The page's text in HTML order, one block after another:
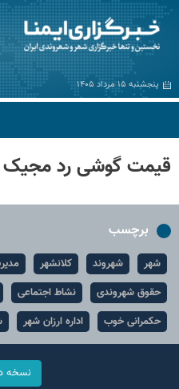
پنجشنبه ۱۵ مرداد ۱۴۰۵
قیمت گوشی رد مجیک ۷ پرو
برچسب
شهر شهروند کلانشهر
حقوق شهروندی
نشاط اجتماعی
حکمرانی خوب
اداره ارزان شهر
نسخه